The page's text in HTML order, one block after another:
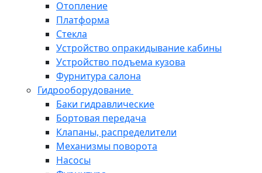
Отопление
Платформа
Стекла
Устройство опракидывание кабины
Устройство подъема кузова
Фурнитура салона
Гидрооборудование
Баки гидравлические
Бортовая передача
Клапаны, распределители
Механизмы поворота
Насосы